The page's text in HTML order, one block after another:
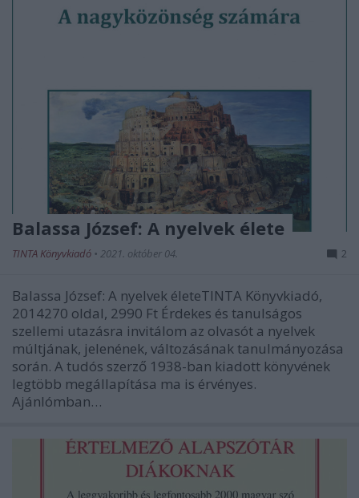
Balassa József: A nyelvek élete
TINTA Könyvkiadó • 2021. október 04. 2
Balassa József: A nyelvek életeTINTA Könyvkiadó,
2014270 oldal, 2990 Ft Érdekes és tanulságos
szellemi utazásra invitálom az olvasót a nyelvek
múltjának, jelenének, változásának tanulmányozása
során. A tudós szerző 1938-ban kiadott könyvének
legtöbb megállapítása ma is érvényes.
Ajánlómban…